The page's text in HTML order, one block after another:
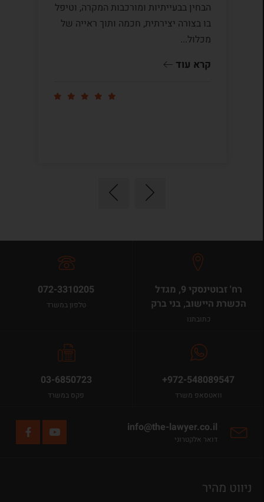
הבחין בבעייתיות ומורכבות המקרה, וטיפל
בו בצורה יצירתית, חכמה ותוך ראייה של
מכלול...
קרא עוד
רח' זבוטינסקי 9, מגדל
הכשרת היישוב, בני ברק
כתובתנו
072-3310205
טלפון במשרד
+972-548089547
וואטסאפ משרד
03-6850723
פקס במשרד
info@the-lawyer.co.il
דואר אלקטרוני
ניווט מהיר